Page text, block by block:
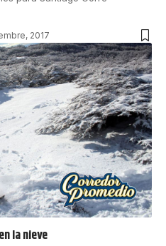
2017
la nieve